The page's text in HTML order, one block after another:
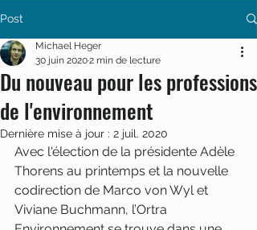
Post
Du nouveau pour les professions
de l'environnement
Michael Heger
30 juin 20202 min de lecture
Dernière mise à jour : 2 juil. 2020
Avec l'élection de la présidente Adèle
Thorens au printemps et la nouvelle
codirection de Marco von Wyl et
Viviane Buchmann, l’Ortra